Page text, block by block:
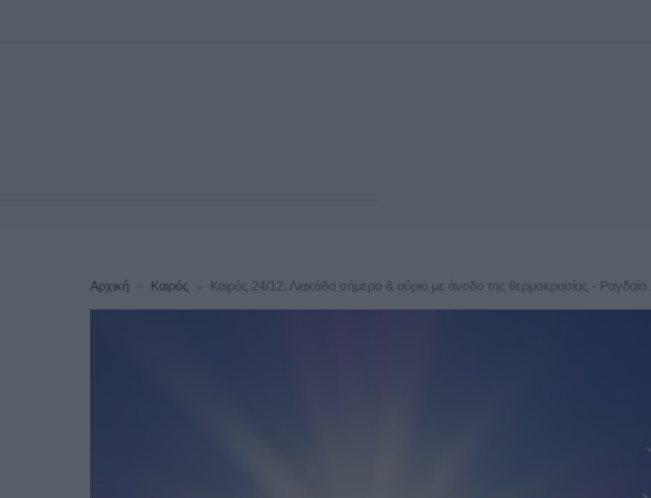
Αρχική Καιρός Καιρός 24/12: Λιακάδα σήμερα & αύριο με άνοδο της θερμοκρασίας - Ραγδαία...